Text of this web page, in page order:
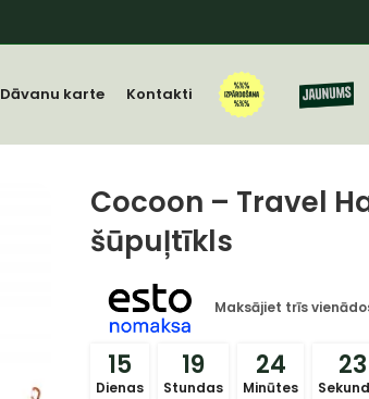
Dāvanu karte Kontakti
Cocoon – Travel
šūpuļtīkls
Maksājiet trīs
15
Dienas
19
Stundas
24
Minūtes
22